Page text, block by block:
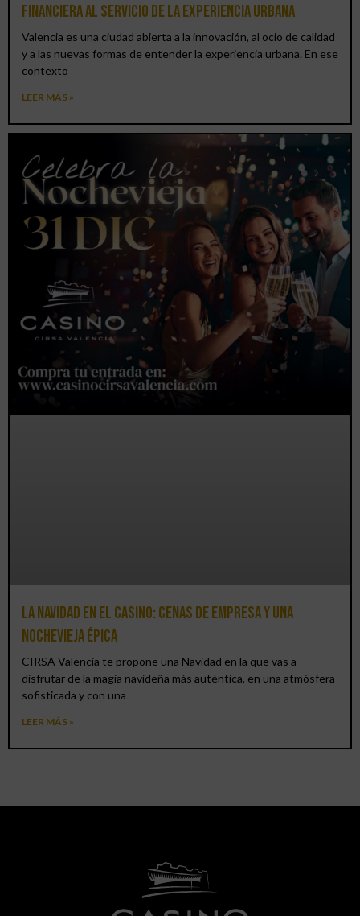
financiera al servicio de la experiencia urbana
Valencia es una ciudad abierta a la innovación, al ocio de calidad
y a las nuevas formas de entender la experiencia urbana. En ese
contexto
LEER MÁS »
La Navidad en el Casino: cenas de empresa y una
Nochevieja épica
CIRSA Valencia te propone una Navidad en la que vas a
disfrutar de la magia navideña más auténtica, en una atmósfera
sofisticada y con una
LEER MÁS »